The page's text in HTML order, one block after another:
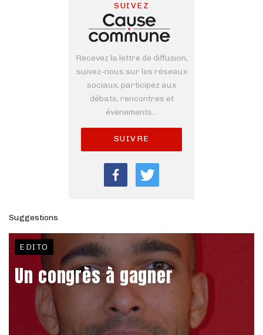
SUIVEZ
Recevez la lettre de diffusion,
suivez-nous sur les réseaux
sociaux, participez aux
débats, rencontres et
évènements...
SUIVRE
Suggestions
EDITO
Un congrès à gagner